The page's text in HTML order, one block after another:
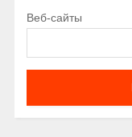
Веб-сайты